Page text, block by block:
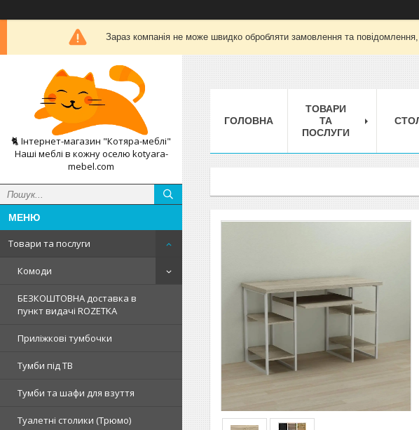
Зараз компанія не може швидко обробляти замовлення та
🐈 Інтернет-магазин "Котяра-меблі"
Наші меблі в кожну оселю kotyara-
mebel.com
Товари та послуги
Комоди
БЕЗКОШТОВНА доставка в
пункт видачі ROZETKA
Приліжкові тумбочки
Тумби під ТВ
Тумби та шафи для взуття
Туалетні столики (Трюмо)
ГОЛОВНА
ТОВАРИ
ТА
ПОСЛУГИ